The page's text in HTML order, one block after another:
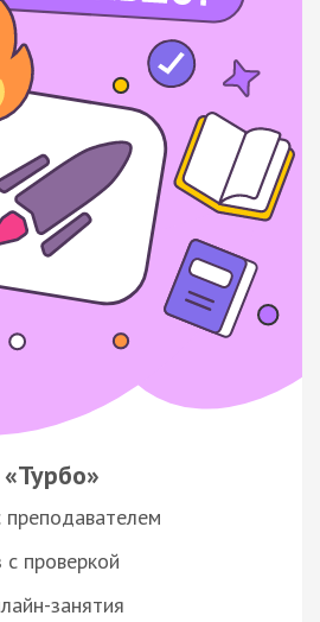
преподавателем
проверкой
занятия